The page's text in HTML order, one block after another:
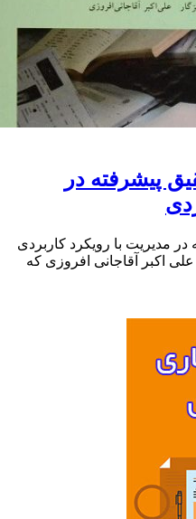
در
با رویکرد کاربردی
آقاجانی افروزی که